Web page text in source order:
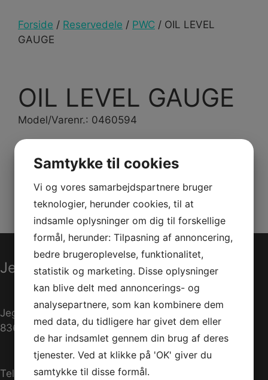
Forside / Reservedele / PWC / OIL LEVEL
GAUGE
OIL LEVEL GAUGE
Model/Varenr.: 0460594
Varenummer (SKU): 0460594 Kategorier:
Reservedele
Jet-Trade Powersport
Jegstrupvej 280
8361 Hasselager
Telefon:+45 70 200 600
Samtykke til cookies
Vi og vores samarbejdspartnere bruger
teknologier, herunder cookies, til at
indsamle oplysninger om dig til forskellige
formål, herunder: Tilpasning af annoncering,
bedre brugeroplevelse, funktionalitet,
statistik og marketing. Disse oplysninger
kan blive delt med annoncerings- og
analysepartnere, som kan kombinere dem
med data, du tidligere har givet dem eller
de har indsamlet gennem din brug af deres
tjenester. Ved at klikke på 'OK' giver du
samtykke til disse formål.